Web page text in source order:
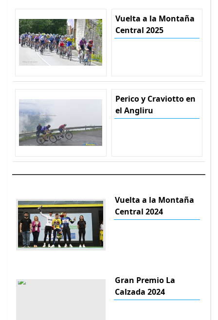
Vuelta a la Montaña
Central 2025
Perico y Craviotto en
el Angliru
Vuelta a la Montaña
Central 2024
Gran Premio La
Calzada 2024